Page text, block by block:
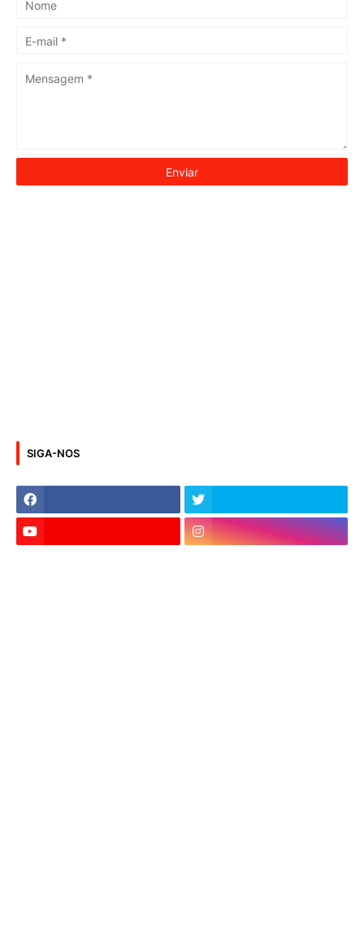
SIGA-NOS